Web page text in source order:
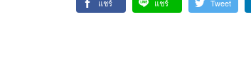
แชร์ แชร์ Tweet